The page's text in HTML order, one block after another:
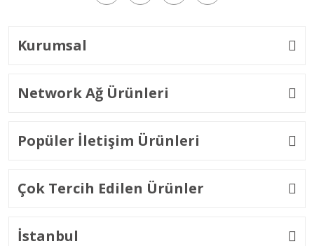
Kurumsal
Network Ağ Ürünleri
Popüler İletişim Ürünleri
Çok Tercih Edilen Ürünler
İstanbul